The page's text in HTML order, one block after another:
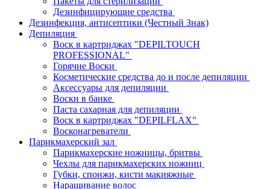
Дезинфицирующие средства
Дезинфекция, антисептики (Честный Знак)
Депиляция
Воск в картриджах "DEPILTOUCH
PROFESSIONAL"
Горячие Воски
Косметические средства до и после депиляции
Аксессуары для депиляции
Воски в банке
Паста сахарная для депиляции
Воск в картриджах "DEPILFLAX"
Восконагреватели
Парикмахерский зал
Парикмахерские ножницы, бритвы
Чехлы для парикмахерских ножниц
Губки, спонжи, кисти макияжные
Наращивание волос